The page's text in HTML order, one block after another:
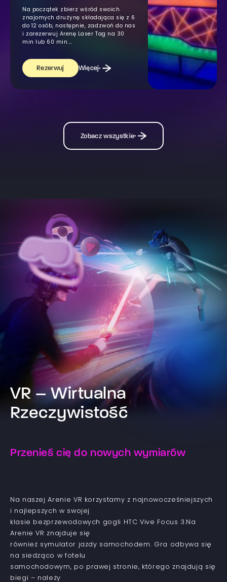
Na początek zbierz wśród swoich
znajomych drużynę składająca się z 6
do 12 osób, następnie, zadzwoń do nas
i zarezerwuj Arenę Laser Tag na 30
min lub 60 min.
W zarezerwowanym czasie rozegracie
wspólnie 2 lub 4 rundy gry, w której
wykazać się musicie taktycznym
że w czas rezerwacji, a tym samym w
czas Waszej gry wlicza się również
przeprowadzone przez Mistrza Gry
Rezerwuj Więcej
Zobacz wszystkie
VR – Wirtualna
Rzeczywistość
Przenieś cię do nowych wymiarów
Na naszej Arenie VR korzystamy z najnowocześniejszych
i najlepszych w swojej
klasie bezprzewodowych gogli HTC Vive Focus 3.Na
Arenie VR znajduje się
również symulator jazdy samochodem. Gra odbywa się
na siedząco w fotelu
samochodowym, po prawej stronie, którego znajdują się
biegi – należy